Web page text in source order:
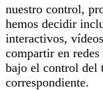
nuestro control,
hemos decidir
interactivos,
compartir en
bajo el control del
correspondiente.